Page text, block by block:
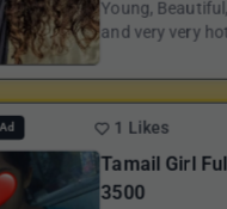
Young,
and very very
1 Likes
Tamail Girl
3500